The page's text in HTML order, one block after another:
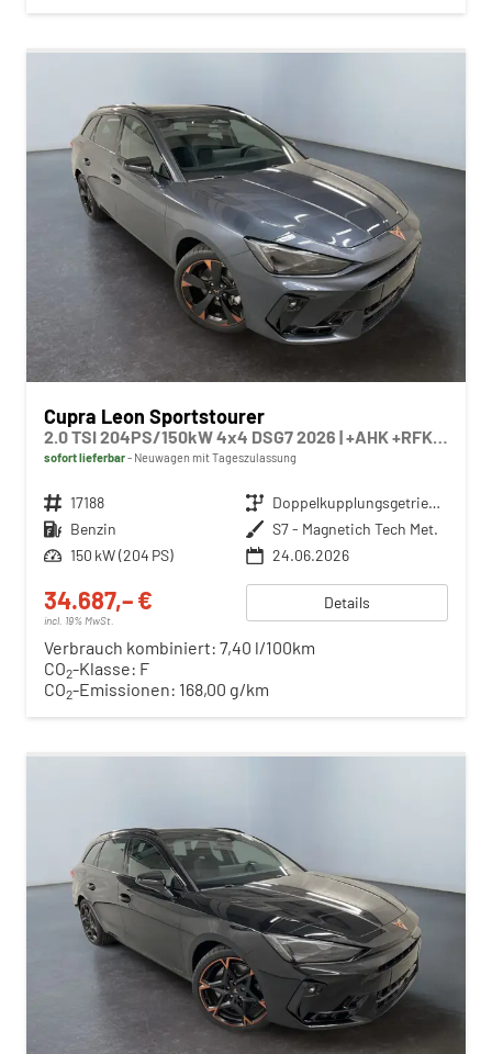
Cupra Leon Sportstourer
2.0 TSI 204PS/150kW 4x4 DSG7 2026 | +AHK +RFK +El.Hecklappe +CUPRA HD Matrix +NAVI +5J Erw. Garantie - RESERIVERT
sofort lieferbar Neuwagen mit Tageszulassung
Fahrzeugnr. 17188 Getriebe
Doppelkupplungsgetriebe (DSG)
Kraftstoff Benzin Außenfarbe S7 - Magnetich Tech Met.
Leistung 150 kW (204 PS) 24.06.2026
34.687,– €
incl. 19% MwSt.
Details
Verbrauch kombiniert: 7,40 l/100km
CO2-Klasse: F
CO2-Emissionen: 168,00 g/km